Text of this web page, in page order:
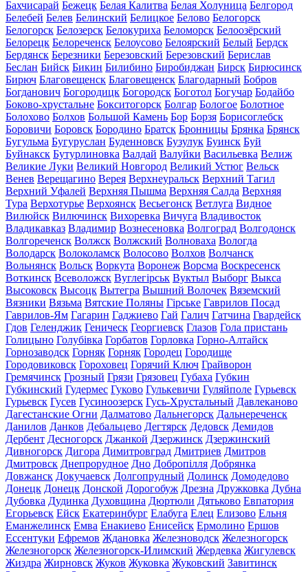
Бахчисарай Бежецк Белая Калитва Белая Холуница Белгород
Белебей Белев Белинский Белицкое Белово Белогорск
Белогорск Белозерск Белокуриха Беломорск Белоозёрский
Белорецк Белореченск Белоусово Белоярский Белый Бердск
Бердянск Березники Березовский Березовский Берислав
Беслан Бийск Бикин Билибино Биробиджан Бирск Бирюсинск
Бирюч Благовещенск Благовещенск Благодарный Бобров
Богданович Богородицк Богородск Боготол Богучар Бодайбо
Боково-хрустальне Бокситогорск Болгар Бологое Болотное
Болохово Болхов Большой Камень Бор Борзя Борисоглебск
Боровичи Боровск Бородино Братск Бронницы Брянка Брянск
Бугульма Бугуруслан Буденновск Бузулук Буинск Буй
Буйнакск Бутурлиновка Валдай Валуйки Васильевка Велиж
Великие Луки Великий Новгород Великий Устюг Вельск
Венев Верещагино Верея Верхнеуральск Верхний Тагил
Верхний Уфалей Верхняя Пышма Верхняя Салда Верхняя
Тура Верхотурье Верхоянск Весьегонск Ветлуга Видное
Вилюйск Вилючинск Вихоревка Вичуга Владивосток
Владикавказ Владимир Вознесеновка Волгоград Волгодонск
Волгореченск Волжск Волжский Волноваха Вологда
Володарск Волоколамск Волосово Волхов Волчанск
Вольнянск Вольск Воркута Воронеж Ворсма Воскресенск
Воткинск Всеволожск Вуглегірськ Вуктыл Выборг Выкса
Высоковск Высоцк Вытегра Вышний Волочек Вяземский
Вязники Вязьма Вятские Поляны Гірське Гаврилов Посад
Гаврилов-Ям Гагарин Гаджиево Гай Галич Гатчина Гвардейск
Гдов Геленджик Геническ Георгиевск Глазов Гола пристань
Голицыно Голубівка Горбатов Горловка Горно-Алтайск
Горнозаводск Горняк Горняк Городец Городище
Городовиковск Гороховец Горячий Ключ Грайворон
Гремячинск Грозный Грязи Грязовец Губаха Губкин
Губкинский Гудермес Гуково Гулькевичи Гуляйполе Гурьевск
Гурьевск Гусев Гусиноозерск Гусь-Хрустальный Давлеканово
Дагестанские Огни Далматово Дальнегорск Дальнереченск
Данилов Данков Дебальцево Дегтярск Дедовск Демидов
Дербент Десногорск Джанкой Дзержинск Дзержинский
Дивногорск Дигора Димитровград Дмитриев Дмитров
Дмитровск Днепрорудное Дно Добропілля Добрянка
Довжанск Докучаевск Долгопрудный Долинск Домодедово
Донецк Донецк Донской Дорогобуж Дрезна Дружковка Дубна
Дубовка Дудинка Духовщина Дюртюли Дятьково Евпатория
Егорьевск Ейск Екатеринбург Елабуга Елец Елизово Ельня
Еманжелинск Емва Енакиево Енисейск Ермолино Ершов
Ессентуки Ефремов Ждановка Железноводск Железногорск
Железногорск Железногорск-Илимский Жердевка Жигулевск
Жиздра Жирновск Жуков Жуковка Жуковский Завитинск